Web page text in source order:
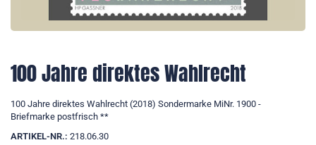
100 Jahre direktes Wahlrecht
100 Jahre direktes Wahlrecht (2018) Sondermarke MiNr. 1900 -
Briefmarke postfrisch **
ARTIKEL-NR.: 218.06.30